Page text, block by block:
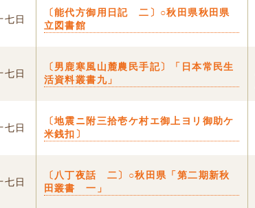
七日
〔能代方御用日記 二〕○秋田県秋田県
立図書館
七日
〔男鹿寒風山麓農民手記〕「日本常民生
活資料叢書九」
七日
〔地震ニ附三拾壱ケ村エ御上ヨリ御助ケ
米銭扣〕
七日
〔八丁夜話 二〕○秋田県「第二期新秋
田叢書 一」